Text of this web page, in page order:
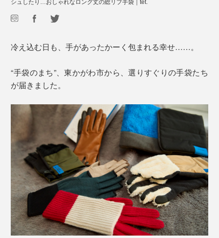
シュしたり…おしゃれなロング丈の総リブ手袋｜tet.
冷え込む日も、手があったかーく包まれる幸せ……。
“手袋のまち”、東かがわ市から、選りすぐりの手袋たち
が届きました。